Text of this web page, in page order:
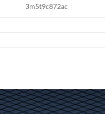
3m5t9c872ac